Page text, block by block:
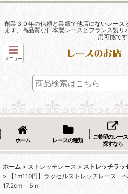
創業３０年の信頼と業績で他店にないレー
ます、高品質な日本製レースとフランス製
用可能です
メニュー
ホーム レースの種類
ご希望のレー
探すなら
ホーム > ストレッチレース > ストレッチラッ
>
【1m110円】ラッセルストレッチレー
17.2cm ５ｍ